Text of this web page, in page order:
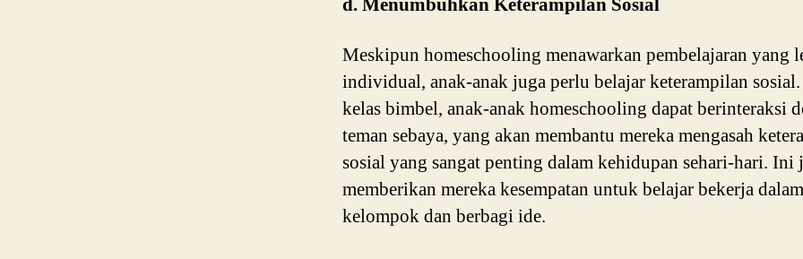
d. Menumbuhkan Keterampilan Sosial
Meskipun homeschooling menawarkan pembelajaran yang
individual, anak-anak juga perlu belajar keterampilan
kelas bimbel, anak-anak homeschooling dapat berinteraksi
teman sebaya, yang akan membantu mereka mengasah
sosial yang sangat penting dalam kehidupan sehari-hari. Ini
memberikan mereka kesempatan untuk belajar bekerja dalam
kelompok dan berbagi ide.